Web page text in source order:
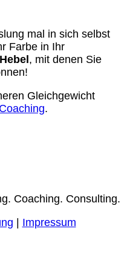
mal in sich selbst
Farbe in Ihr
, mit denen Sie
Gleichgewicht
.
Coaching. Consulting.
Impressum